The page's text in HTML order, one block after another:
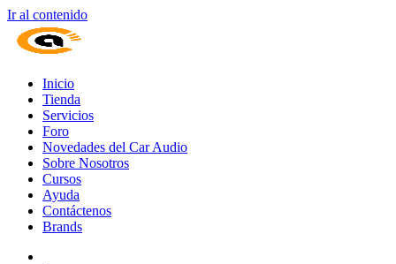
Ir al contenido
Inicio
Tienda
Servicios
Foro
Novedades del Car Audio
Sobre Nosotros
Cursos
Ayuda
Contáctenos
Brands